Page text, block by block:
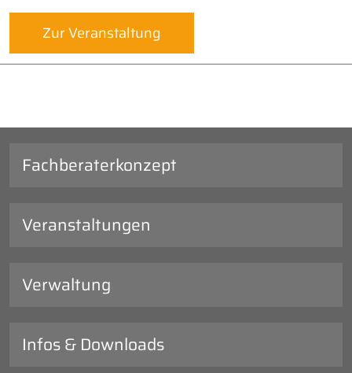
Zur Veranstaltung
Fachberaterkonzept
Veranstaltungen
Verwaltung
Infos & Downloads